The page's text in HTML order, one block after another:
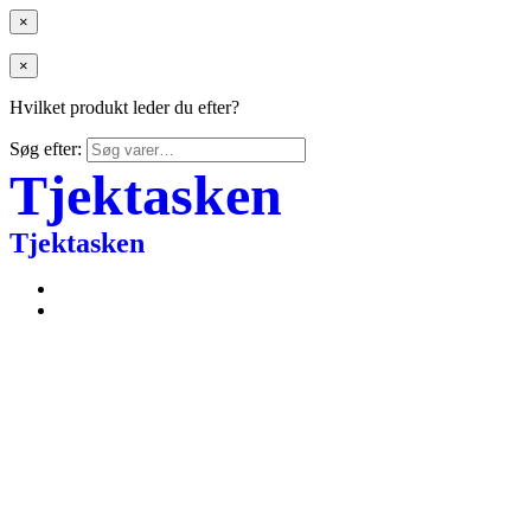
×
×
Hvilket produkt leder du efter?
Søg efter:
Tjektasken
Tjektasken